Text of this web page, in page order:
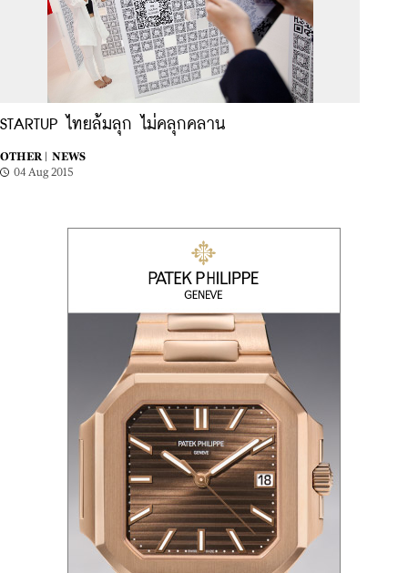
STARTUP ไทยล้มลุก ไม่คลุกคลาน
OTHER |
NEWS
04 Aug 2015